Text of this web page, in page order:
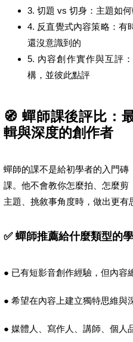
3. 切題 vs 切身：主題如
4. 反直覺式內容策略：有
還沒意識到的
5. 內容創作實作與互評
構，並彼此點評
🧭 蟬師課後評比：
輯與深度的創作者
蟬師的課不是給初學者的入門
課。他不會教你怎麼拍、怎麼
主題、挑敘事角度時，做出更有
✅ 蟬師推薦給什麼類型的
● 已有短影音創作經驗，但內容
● 希望在內容上建立獨特思維與
● 媒體人、寫作人、講師、個人